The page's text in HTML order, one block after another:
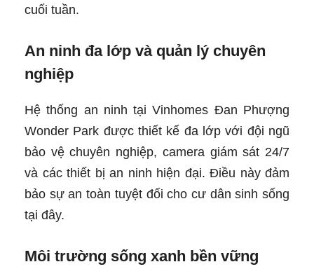
cuối tuần.
An ninh đa lớp và quản lý chuyên
nghiệp
Hệ thống an ninh tại Vinhomes Đan Phượng
Wonder Park được thiết kế đa lớp với đội ngũ
bảo vệ chuyên nghiệp, camera giám sát 24/7
và các thiết bị an ninh hiện đại. Điều này đảm
bảo sự an toàn tuyệt đối cho cư dân sinh sống
tại đây.
Môi trường sống xanh bền vững